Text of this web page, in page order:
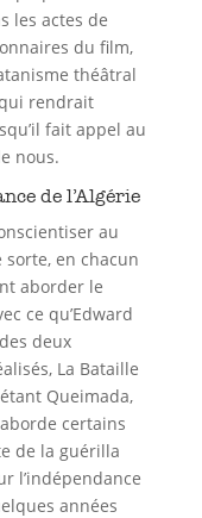
les actes de
du film,
théâtral
qui rendrait
fait appel au
nous.
de l’Algérie
au
en chacun
aborder le
ce qu’Edward
deux
La Bataille
Queimada,
certains
de la guérilla
l’indépendance
années